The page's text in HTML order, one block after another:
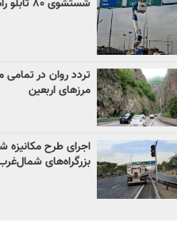
شستشوی ۸۰ تابلو راهنمای مسیر با استفاده از بالابر
تردد روان در
مرزهای اربعین
اجرای طرح
بزرگراه‌های